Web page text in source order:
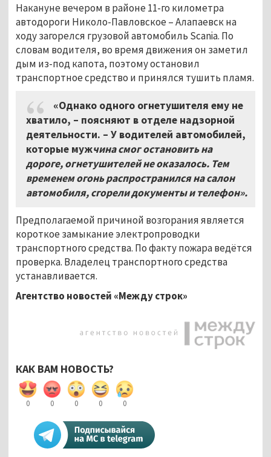
Накануне вечером в районе 11-го километра
автодороги Николо-Павловское – Алапаевск на
ходу загорелся грузовой автомобиль Scania. По
словам водителя, во время движения он заметил
дым из-под капота, поэтому остановил
транспортное средство и принялся тушить пламя.
«Однако одного огнетушителя ему не
хватило, – поясняют в отделе надзорной
деятельности. – У водителей автомобилей,
которые мужчина смог остановить на
дороге, огнетушителей не оказалось. Тем
временем огонь распространился на салон
автомобиля, сгорели документы и телефон».
Предполагаемой причиной возгорания является
короткое замыкание электропроводки
транспортного средства. По факту пожара ведётся
проверка. Владелец транспортного средства
устанавливается.
Агентство новостей «Между строк»
КАК ВАМ НОВОСТЬ?
0 0 0 0 0